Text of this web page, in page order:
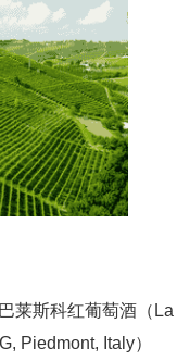
莱斯科红葡萄酒（La
Piedmont, Italy）